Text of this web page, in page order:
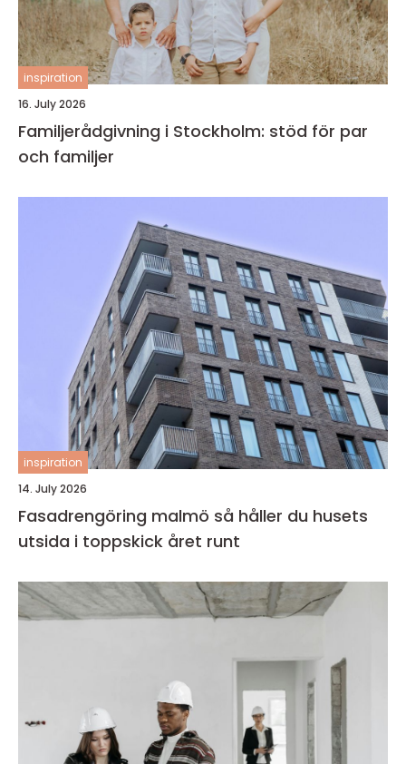
inspiration
16. July 2026
Familjerådgivning i Stockholm: stöd för par
och familjer
inspiration
14. July 2026
Fasadrengöring malmö så håller du husets
utsida i toppskick året runt